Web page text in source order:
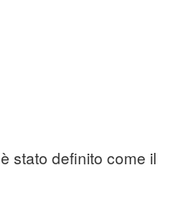
stato definito come il